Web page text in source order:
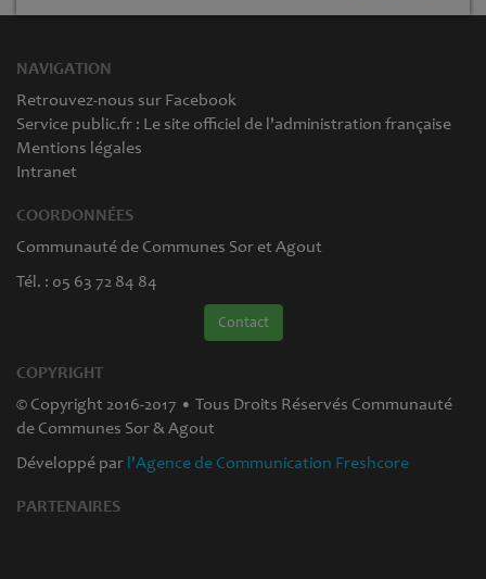
NAVIGATION
Retrouvez-nous sur Facebook
Service public.fr : Le site officiel de l'administration française
Mentions légales
Intranet
COORDONNÉES
Communauté de Communes Sor et Agout
Tél. : 05 63 72 84 84
Contact
COPYRIGHT
© Copyright 2016-2017 • Tous Droits Réservés Communauté
de Communes Sor & Agout
Développé par l'Agence de Communication Freshcore
PARTENAIRES